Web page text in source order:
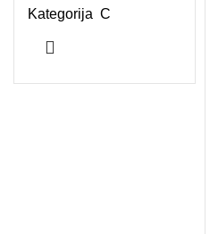
Kategorija C